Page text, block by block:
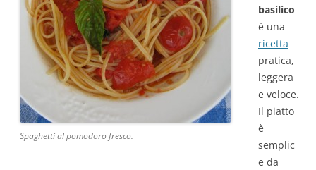
Spaghetti al pomodoro fresco.
basilico
è una
ricetta
pratica,
leggera
e veloce.
Il piatto
è
semplic
e da